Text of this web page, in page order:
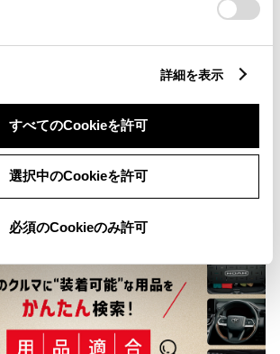
詳細を表示
すべてのCookieを許可
選択中のCookieを許可
必須のCookieのみ許可
な全ての費用が含まれております。
(要整備箇所あり)」の場合、整備箇所につきまし
合、修復部位の詳細につきましては、販売店へお
。
合、車検の有効期限が切れているため、納車時ま
月、商用車などは12ヵ月定期点検整備を実施
納車します（費用は支払総額に含む）。